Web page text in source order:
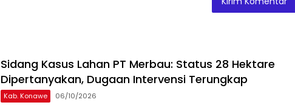
Sidang Kasus Lahan PT Merbau: Status 28 Hektare
Dipertanyakan, Dugaan Intervensi Terungkap
Kab. Konawe 06/10/2026